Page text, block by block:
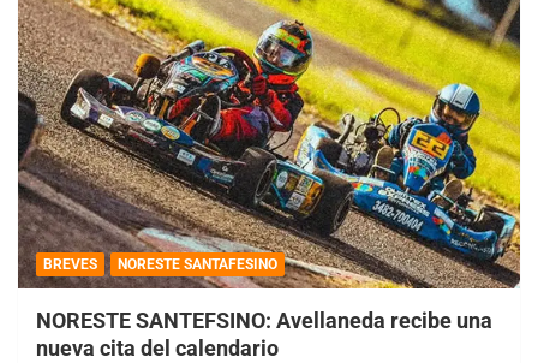
BREVES NORESTE SANTAFESINO
NORESTE SANTEFSINO: Avellaneda recibe una
nueva cita del calendario